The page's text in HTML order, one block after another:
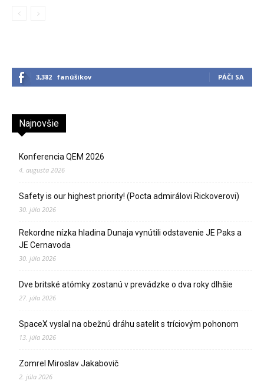
3,382 fanúšikov PÁČI SA
Najnovšie
Konferencia QEM 2026
4. augusta 2026
Safety is our highest priority! (Pocta admirálovi Rickoverovi)
30. júla 2026
Rekordne nízka hladina Dunaja vynútili odstavenie JE Paks a
JE Cernavoda
30. júla 2026
Dve britské atómky zostanú v prevádzke o dva roky dlhšie
27. júla 2026
SpaceX vyslal na obežnú dráhu satelit s tríciovým pohonom
13. júla 2026
Zomrel Miroslav Jakabovič
2. júla 2026